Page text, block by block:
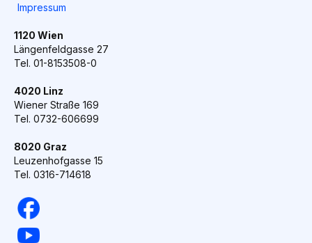
Impressum
1120 Wien
Längenfeldgasse 27
Tel. 01-8153508-0
4020 Linz
Wiener Straße 169
Tel. 0732-606699
8020 Graz
Leuzenhofgasse 15
Tel. 0316-714618